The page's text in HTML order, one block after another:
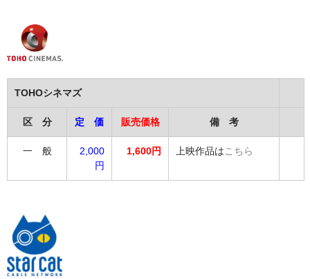
TOHOシネマズ
区 分 定 価 販売価格 備 考
一 般
2,000
円
1,600円 上映作品は こちら